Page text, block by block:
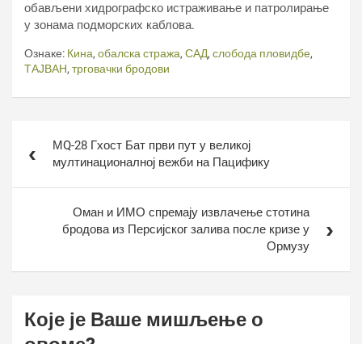
обављени хидрографско истраживање и патролирање
у зонама подморских каблова.
Ознаке: Кина, обалска стража, САД, слобода пловидбе,
ТАЈВАН, трговачки бродови
чланкаМQ-28 Гхост Бат први пут у великој
мултинационалној вежби на Пацифику
Оман и ИМО спремају извлачење стотина
бродова из Персијског залива после кризе у
Ормузу
Које је Ваше мишљење о